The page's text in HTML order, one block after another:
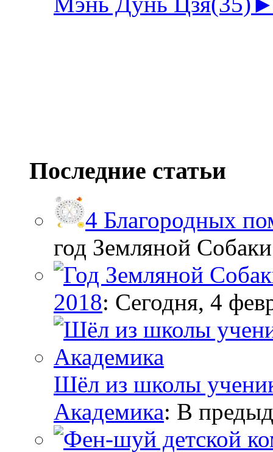
Последние статьи
4 Благородных
год Земляной
2018: Сегодня, 4
Шёл из школы
Академика: В